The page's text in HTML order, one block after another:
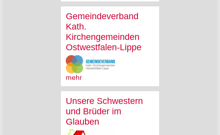
Gemeindeverband
Kath.
Kirchengemeinden
Ostwestfalen-Lippe
mehr
Unsere Schwestern
und Brüder im
Glauben